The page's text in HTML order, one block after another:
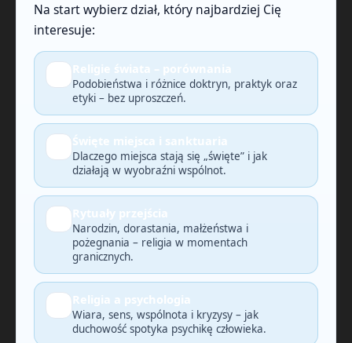
Na start wybierz dział, który najbardziej Cię
interesuje:
Religie świata – porównania
Podobieństwa i różnice doktryn, praktyk oraz
etyki – bez uproszczeń.
Święte miejsca i sanktuaria
Dlaczego miejsca stają się „święte” i jak
działają w wyobraźni wspólnot.
Rytuały przejścia
Narodzin, dorastania, małżeństwa i
pożegnania – religia w momentach
granicznych.
Religia a psychologia
Wiara, sens, wspólnota i kryzysy – jak
duchowość spotyka psychikę człowieka.